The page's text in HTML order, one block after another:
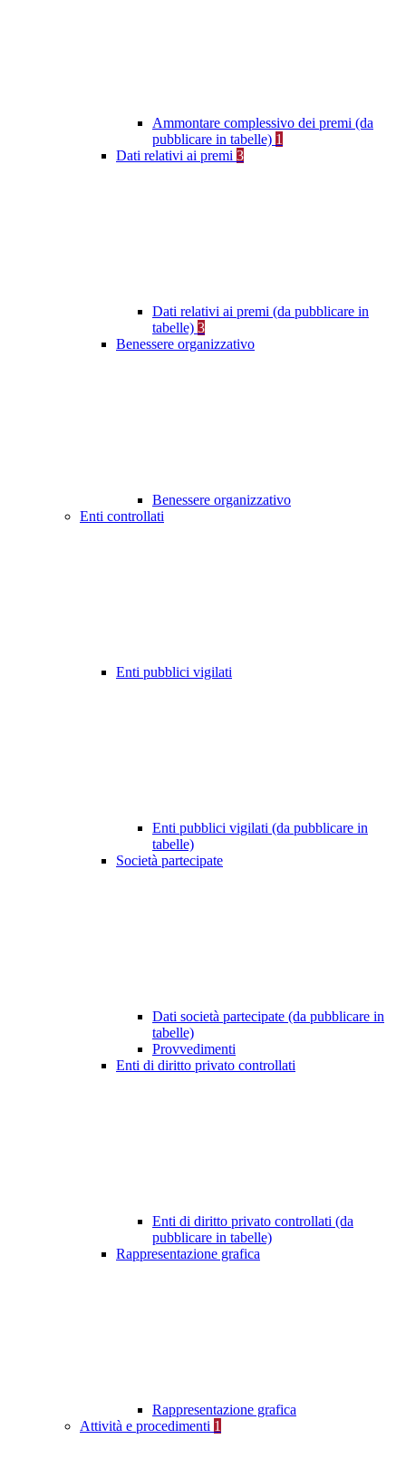
Ammontare complessivo dei premi (da
pubblicare in tabelle) 1
Dati relativi ai premi 3
Dati relativi ai premi (da pubblicare in
tabelle) 3
Benessere organizzativo
Benessere organizzativo
Enti controllati
Enti pubblici vigilati
Enti pubblici vigilati (da pubblicare in
tabelle)
Società partecipate
Dati società partecipate (da pubblicare in
tabelle)
Provvedimenti
Enti di diritto privato controllati
Enti di diritto privato controllati (da
pubblicare in tabelle)
Rappresentazione grafica
Rappresentazione grafica
Attività e procedimenti 1